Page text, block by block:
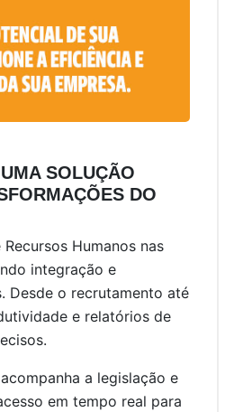
SOLUÇÃO
DO
Humanos nas
integração e
Desde o recrutamento até
e relatórios de
a legislação e
em tempo real para